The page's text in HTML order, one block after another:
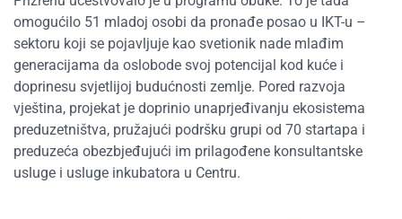
omogućilo 51 mladoj osobi da pronađe posao u IKT-u –
sektoru koji se pojavljuje kao svetionik nade mlađim
generacijama da oslobode svoj potencijal kod kuće i
doprinesu svjetlijoj budućnosti zemlje. Pored razvoja
vještina, projekat je doprinio unaprjeđivanju ekosistema
preduzetništva, pružajući podršku grupi od 70 startapa i
preduzeća obezbjeđujući im prilagođene konsultantske
usluge i usluge inkubatora u Centru.